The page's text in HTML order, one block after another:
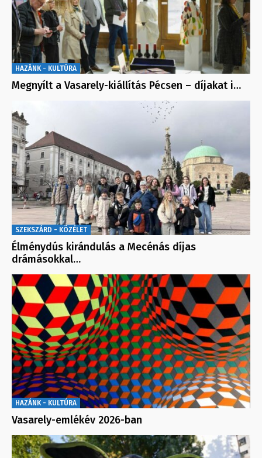
HAZÁNK - KULTÚRA
Megnyílt a Vasarely-kiállítás Pécsen – díjakat i…
SZEKSZÁRD - KÖZÉLET
Élménydús kirándulás a Mecénás díjas
drámásokkal…
HAZÁNK - KULTÚRA
Vasarely-emlékév 2026-ban